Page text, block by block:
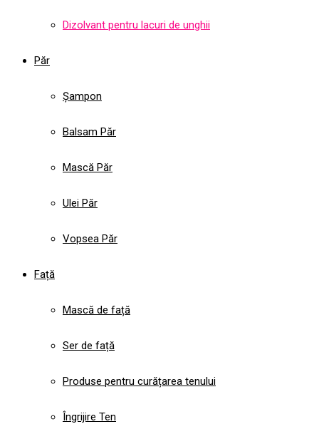
Dizolvant pentru lacuri de unghii
Păr
Șampon
Balsam Păr
Mască Păr
Ulei Păr
Vopsea Păr
Față
Mască de față
Ser de față
Produse pentru curățarea tenului
Îngrijire Ten